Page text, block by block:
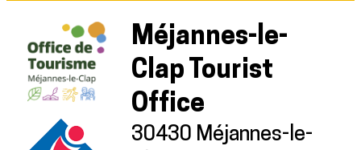
Méjannes-le-
Clap Tourist
Office
30430 Méjannes-le-